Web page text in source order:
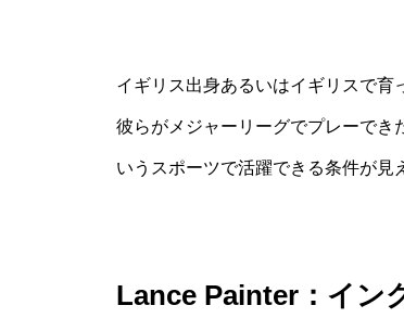
イギリス出身あるいはイギリスで
彼らがメジャーリーグでプレーでき
いうスポーツで活躍できる条件が見
Lance Painter：イン